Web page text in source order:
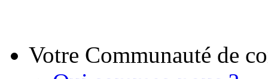
Votre Communauté de